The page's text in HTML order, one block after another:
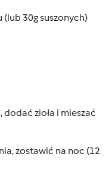
(lub 30g suszonych)
zioła i mieszać
zostawić na noc (12